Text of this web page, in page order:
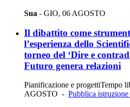
Sua - GIO, 06 AGOSTO
Il dibattito come
l’esperienza dello
torneo del ‘Dire e
Futuro genera relazioni
Pianificazione e progettiTempo
AGOSTO - Pubblica istruzione